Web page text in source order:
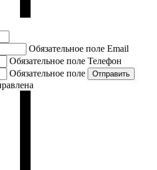
Обязательное поле Email
Обязательное поле Телефон
Обязательное поле